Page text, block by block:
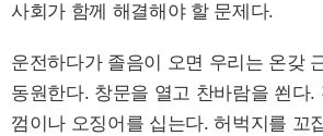
사회가 함께 해결해야 할 문제다.
운전하다가 졸음이 오면 우리는 온갖
동원한다. 창문을 열고 찬바람을 쐰다.
껌이나 오징어를 십는다. 허벅지를 꼬